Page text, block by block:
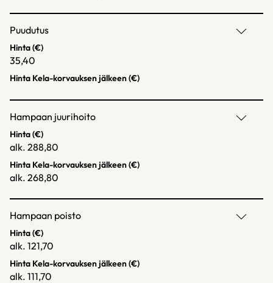
Puudutus
Hinta (€)
35,40
Hinta Kela-korvauksen jälkeen (€)
Hampaan juurihoito
Hinta (€)
alk. 288,80
Hinta Kela-korvauksen jälkeen (€)
alk. 268,80
Hampaan poisto
Hinta (€)
alk. 121,70
Hinta Kela-korvauksen jälkeen (€)
alk. 111,70